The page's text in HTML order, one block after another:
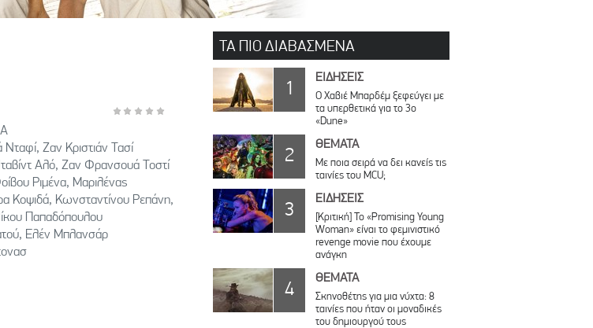
Ζαν Κριστιάν Τασί
Αλό, Ζαν Φρανσουά Τοστί
Ριμένα, Μαριλένας
Κοψιδά, Κωνσταντίνου Ρεπάνη,
Παπαδόπουλου
Ελέν Μπλανσάρ
ΤΑ ΠΙΟ ΔΙΑΒΑΣΜΕΝΑ
1 ΕΙΔΗΣΕΙΣ
O Χαβιέ Μπαρδέμ ξεφεύγει με
τα υπερθετικά για το 3ο
«Dune»
2 ΘΕΜΑΤΑ
Με ποια σειρά να δει κανείς τις
ταινίες του MCU;
3 ΕΙΔΗΣΕΙΣ
[Κριτική] Το «Promising Young
Woman» είναι το φεμινιστικό
revenge movie που έχουμε
ανάγκη
4 ΘΕΜΑΤΑ
Σκηνοθέτης για μια νύχτα: 8
ταινίες που ήταν οι μοναδικές
του δημιουργού τους